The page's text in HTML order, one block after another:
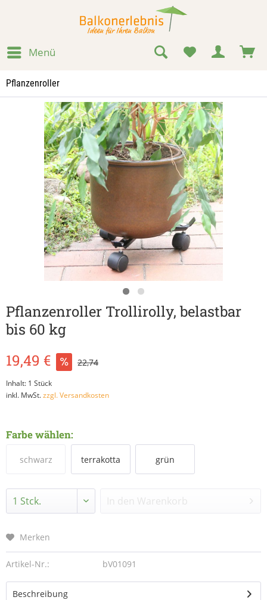
Menü
Pflanzenroller
Pflanzenroller Trollirolly, belastbar
bis 60 kg
19,49 €
22,74
Inhalt: 1 Stück
inkl. MwSt.zzgl. Versandkosten
Farbe wählen:
schwarz terrakotta grün
In den Warenkorb
Merken
Artikel-Nr.: bV01091
Beschreibung